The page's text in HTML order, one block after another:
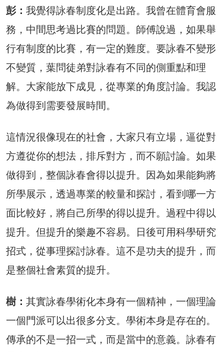
彭： 我覺得詠春制度化是出路。我曾在體育會服
務，中間思考過比賽的問題。師傅說過，如果舉
行有制度的比賽，有一定的難度。要詠春不變形
不變質，葉問徒弟對詠春有不同的側重點和理
解。大家能放下成見，從專業的角度討論。我認
為做得到需要發展時間。
這情況很像現在的社會，大家只有立場，逼從對
方遵從你的想法，排斥對方，而不願討論。如果
做得到，整個詠春會得以提升。因為如果能夠將
所學展示，透過專業的較量和探討，看到哪一方
面比較好，將自己所學的得以提升。過程中得以
提升。但提升的樂趣不容易。日後可用科學研究
招式，從事理探討詠春。這不是功夫的提升，而
是整個社會素質的提升。
樹： 其實詠春學術化本身有一個精神，一個理論
一個門派可以出很多分支。學術本身是存在的。
傳承的不是一招一式，而是當中的意義。詠春有